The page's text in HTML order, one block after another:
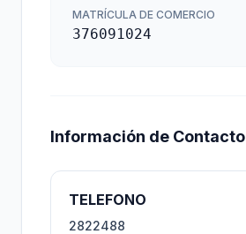
MATRÍCULA DE COMERCIO
376091024
Información de Contacto
TELEFONO
2822488